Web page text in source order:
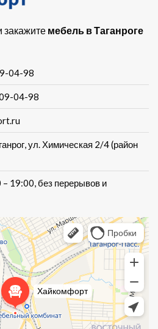
закажите мебель в Таганроге
04-98
04-98
ул. Химическая 2/4 (район
– 19:00, без перерывов и